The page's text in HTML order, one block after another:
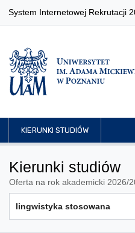
System Internetowej Rekrutacji
KIERUNKI STUDIÓW
Kierunki studiów
Oferta na rok akademicki 2026/